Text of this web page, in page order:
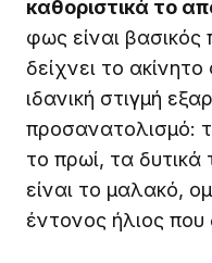
καθοριστικά το
φως είναι
δείχνει το
ιδανική στιγμή
προσανατολισμό:
το πρωί, τα
είναι το μαλακό,
έντονος ήλιος που